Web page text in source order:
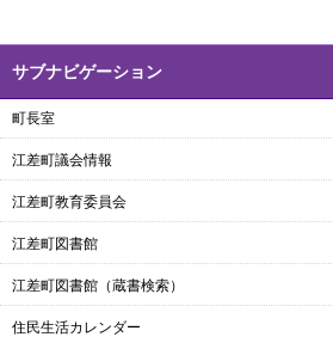
サブナビゲーション
町長室
江差町議会情報
江差町教育委員会
江差町図書館
江差町図書館（蔵書検索）
住民生活カレンダー